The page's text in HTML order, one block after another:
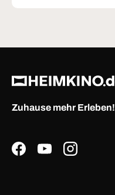
Zuhause mehr Erleben!
FacebookYouTubeInstagram